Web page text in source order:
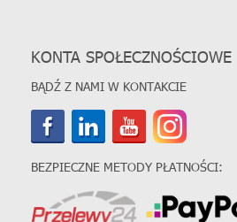
KONTA SPOŁECZNOŚCIOWE
BĄDŹ Z NAMI W KONTAKCIE
BEZPIECZNE METODY